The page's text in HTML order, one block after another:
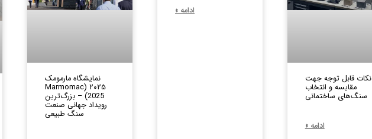
نکات قابل توجه جهت
مقایسه و انتخاب
سنگ‌های ساختمانی
ادامه »
ادامه »
نمایشگاه مارمومک
۲۰۲۵ (Marmomac
2025) – بزرگ‌ترین
رویداد جهانی صنعت
سنگ طبیعی